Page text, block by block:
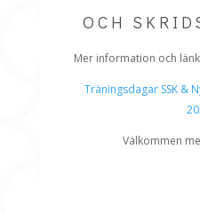
OCH
Mer information och
Träningsdagar SSK &
Välkommen